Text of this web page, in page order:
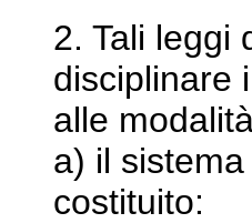
2. Tali leggi
disciplinare
alle
a) il
costituito: